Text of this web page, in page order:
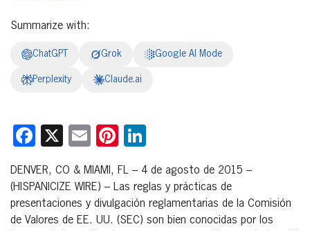
Summarize with:
ChatGPT Grok Google AI Mode
Perplexity Claude.ai
Facebook
X EmailPinterest
DENVER, CO & MIAMI, FL – 4 de agosto de 2015 –
(HISPANICIZE WIRE) – Las reglas y prácticas de
presentaciones y divulgación reglamentarias de la Comisión
de Valores de EE. UU. (SEC) son bien conocidas por los